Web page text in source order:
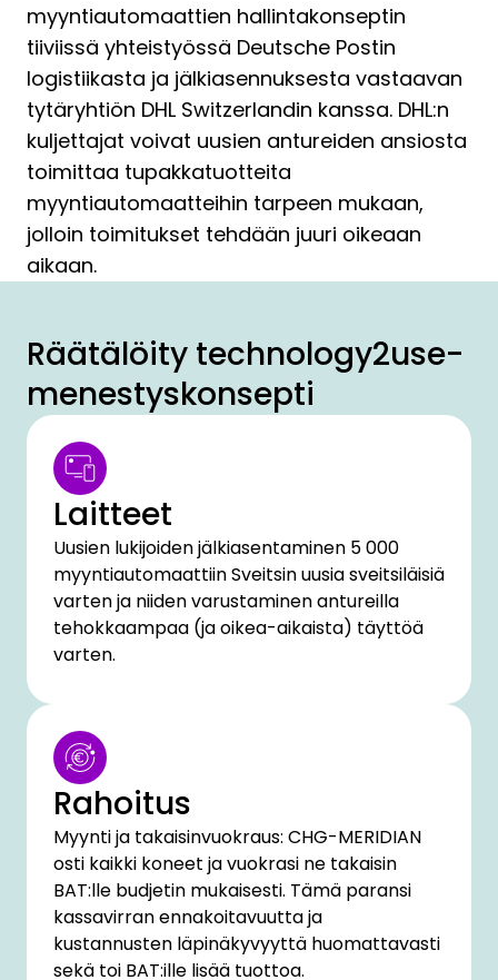
myyntiautomaattien hallintakonseptin
tiiviissä yhteistyössä Deutsche Postin
logistiikasta ja jälkiasennuksesta vastaavan
tytäryhtiön DHL Switzerlandin kanssa. DHL:n
kuljettajat voivat uusien antureiden ansiosta
toimittaa tupakkatuotteita
myyntiautomaatteihin tarpeen mukaan,
jolloin toimitukset tehdään juuri oikeaan
aikaan.
Räätälöity technology2use-
menestyskonsepti
Laitteet
Uusien lukijoiden jälkiasentaminen 5 000
myyntiautomaattiin Sveitsin uusia sveitsiläisiä
varten ja niiden varustaminen antureilla
tehokkaampaa (ja oikea-aikaista) täyttöä
varten.
Rahoitus
Myynti ja takaisinvuokraus: CHG-MERIDIAN
osti kaikki koneet ja vuokrasi ne takaisin
BAT:lle budjetin mukaisesti. Tämä paransi
kassavirran ennakoitavuutta ja
kustannusten läpinäkyvyyttä huomattavasti
sekä toi BAT:ille lisää tuottoa.